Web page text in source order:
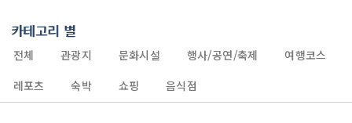
카테고리 별
전체 관광지 문화시설 행사/공연/축제
여행코스
레포츠
숙박 쇼핑 음식점